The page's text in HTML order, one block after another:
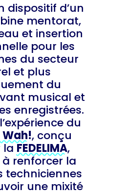
dispositif d’un
mentorat,
et insertion
pour les
du secteur
et plus
du
musical et
enregistrées.
du
, conçu
laFEDELIMA,
à renforcer la
techniciennes
une mixité